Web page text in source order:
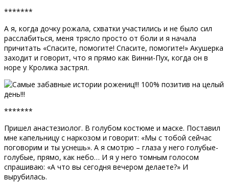
*******
А я, когда дочку рожала, схватки участились и не было сил
расслабиться, меня трясло просто от боли и я начала
причитать «Спасите, помогите! Спасите, помогите!» Акушерка
заходит и говорит, что я прямо как Винни-Пух, когда он в
норе у Кролика застрял.
*******
Пришел анастезиолог. В голубом костюме и маске. Поставил
мне капельницу с наркозом и говорит: «Мы с тобой сейчас
поговорим и ты уснешь». А я смотрю – глаза у него голубые-
голубые, прямо, как небо… И я у него томным голосом
спрашиваю: «А что вы сегодня вечером делаете?» И
вырубилась.